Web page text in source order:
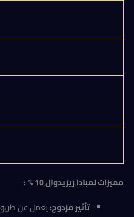
مميزات لمبادا ريزيدوال 10 %
:
تأثير مزدوج:يعمل عن